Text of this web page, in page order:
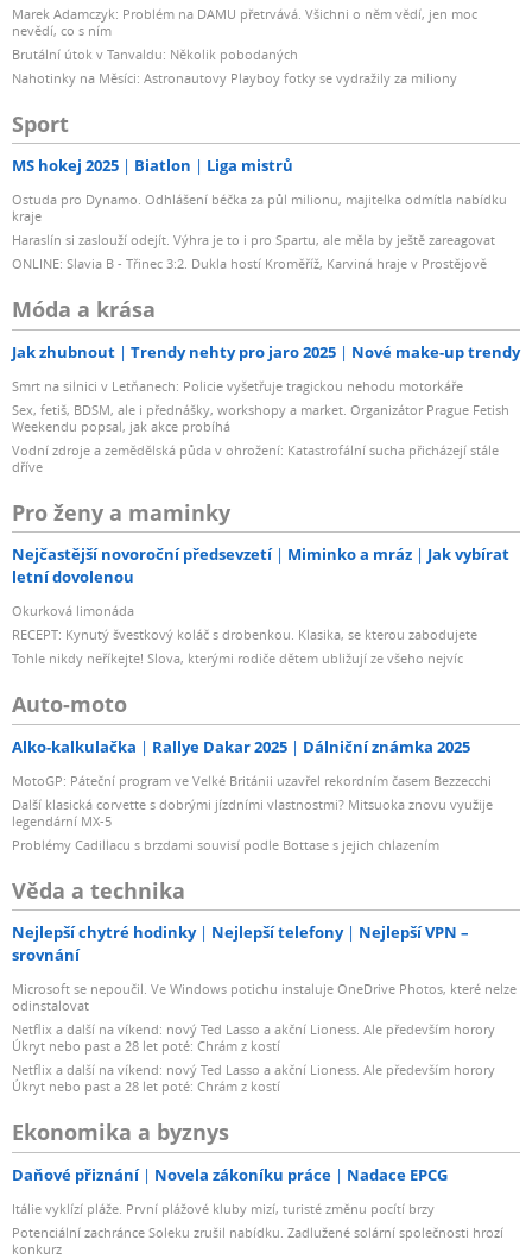
Marek Adamczyk: Problém na DAMU přetrvává. Všichni o něm vědí, jen moc
nevědí, co s ním
Brutální útok v Tanvaldu: Několik pobodaných
Nahotinky na Měsíci: Astronautovy Playboy fotky se vydražily za miliony
Sport
MS hokej 2025 Biatlon Liga mistrů
Ostuda pro Dynamo. Odhlášení béčka za půl milionu, majitelka odmítla nabídku
kraje
Haraslín si zaslouží odejít. Výhra je to i pro Spartu, ale měla by ještě zareagovat
ONLINE: Slavia B - Třinec 3:2. Dukla hostí Kroměříž, Karviná hraje v Prostějově
Móda a krása
Jak zhubnout Trendy nehty pro jaro 2025 Nové make-up trendy
Smrt na silnici v Letňanech: Policie vyšetřuje tragickou nehodu motorkáře
Sex, fetiš, BDSM, ale i přednášky, workshopy a market. Organizátor Prague Fetish
Weekendu popsal, jak akce probíhá
Vodní zdroje a zemědělská půda v ohrožení: Katastrofální sucha přicházejí stále
dříve
Pro ženy a maminky
Nejčastější novoroční předsevzetí Miminko a mráz
Jak vybírat
letní dovolenou
Okurková limonáda
RECEPT: Kynutý švestkový koláč s drobenkou. Klasika, se kterou zabodujete
Tohle nikdy neříkejte! Slova, kterými rodiče dětem ubližují ze všeho nejvíc
Auto-moto
Alko-kalkulačka Rallye Dakar 2025 Dálniční známka 2025
MotoGP: Páteční program ve Velké Británii uzavřel rekordním časem Bezzecchi
Další klasická corvette s dobrými jízdními vlastnostmi? Mitsuoka znovu využije
legendární MX-5
Problémy Cadillacu s brzdami souvisí podle Bottase s jejich chlazením
Věda a technika
Nejlepší chytré hodinky Nejlepší telefony
Nejlepší VPN –
srovnání
Microsoft se nepoučil. Ve Windows potichu instaluje OneDrive Photos, které nelze
odinstalovat
Netflix a další na víkend: nový Ted Lasso a akční Lioness. Ale především horory
Úkryt nebo past a 28 let poté: Chrám z kostí
Netflix a další na víkend: nový Ted Lasso a akční Lioness. Ale především horory
Úkryt nebo past a 28 let poté: Chrám z kostí
Ekonomika a byznys
Daňové přiznání Novela zákoníku práce Nadace EPCG
Itálie vyklízí pláže. První plážové kluby mizí, turisté změnu pocítí brzy
Potenciální zachránce Soleku zrušil nabídku. Zadlužené solární společnosti hrozí
konkurz